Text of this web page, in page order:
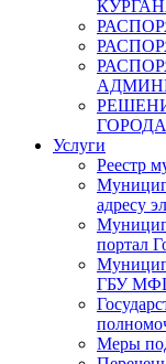
Услуги
Реестр
адресу
портал
ГБУ
Меры